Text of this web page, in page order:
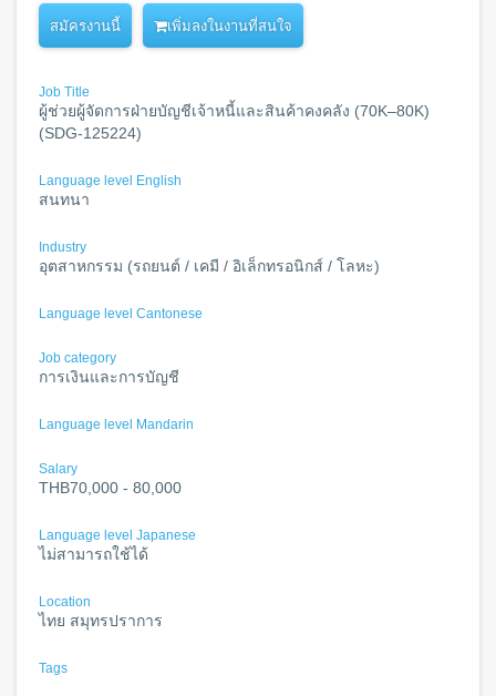
เพิ่มลงในงานที่สนใจ
Job Title
ผู้ช่วยผู้จัดการฝ่ายบัญชีเจ้าหนี้และสินค้าคงคลัง (70K–80K)
(SDG-125224)
Language level English
สนทนา
Industry
อุตสาหกรรม (รถยนต์ / เคมี / อิเล็กทรอนิกส์ / โลหะ)
Language level Cantonese
Job category
การเงินและการบัญชี
Language level Mandarin
Salary
THB70,000 - 80,000
Language level Japanese
ไม่สามารถใช้ได้
Location
ไทย สมุทรปราการ
Tags